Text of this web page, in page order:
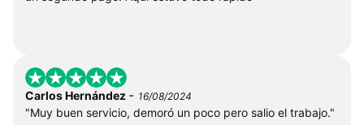
Carlos Hernández - 16/08/2024
"Muy buen servicio, demoró un poco pero salio el trabajo."